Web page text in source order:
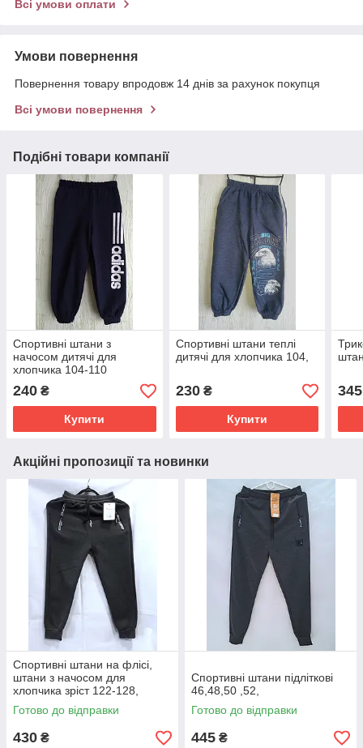
Всі умови оплати
Умови повернення
Повернення товару впродовж 14 днів за рахунок покупця
Всі умови повернення
Подібні товари компанії
Спортивні штани з
начосом дитячі для
хлопчика 104-110
240 ₴
Купити
Спортивні штани теплі
дитячі для хлопчика 104,
230₴
Купити
345
Акційні пропозиції та новинки
Спортивні штани на флісі,
штани з начосом для
хлопчика зріст 122-128,
Готово до відправки
430 ₴
Спортивні штани підліткові
46,48,50 ,52,
Готово до відправки
445 ₴